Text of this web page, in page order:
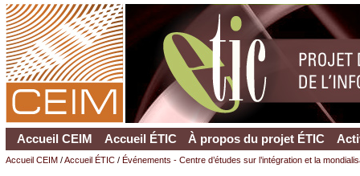
Accueil CEIM Accueil ÉTIC À propos du projet ÉTIC
Accueil CEIM/Accueil ÉTIC/ Événements - Centre d’études sur l’intégration et la